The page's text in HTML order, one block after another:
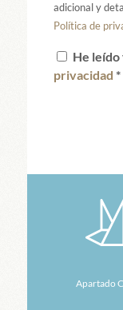
adicional y
Política de
He leído
privacidad *
Apartado